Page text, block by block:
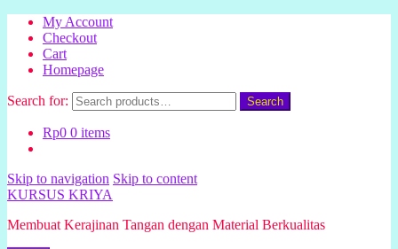
My Account
Checkout
Cart
Homepage
Search for: Search
Rp0 0 items
Skip to navigation Skip to content
KURSUS KRIYA
Membuat Kerajinan Tangan dengan Material Berkualitas